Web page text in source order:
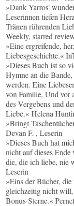
»Dank Yarros'
Leserinnen tiefen
Tränen rührenden
Weekly, starred
»Eine ergreifende,
Liebesgeschichte.«
»Dieses Buch ist so
Hymne an die
werden. Eine
von Familie. Und vor
des Vergebens und
Liebe.« Helena
»Bringt
Devan F. , Leserin
»Dieses Buch hat
nicht auf dieses
die, die ich liebe, nie
Leserin
»Eins der Bücher,
gleichzeitig nicht will,
Bonus-Sterne.«